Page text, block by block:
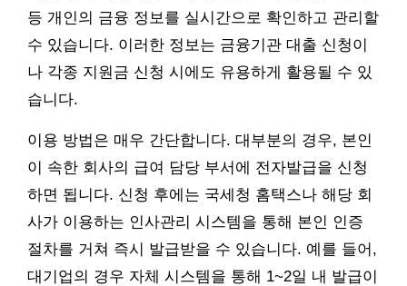
등 개인의 금융 정보를 실시간으로 확인하고 관리할
수 있습니다. 이러한 정보는 금융기관 대출 신청이
나 각종 지원금 신청 시에도 유용하게 활용될 수 있
습니다.
이용 방법은 매우 간단합니다. 대부분의 경우, 본인
이 속한 회사의 급여 담당 부서에 전자발급을 신청
하면 됩니다. 신청 후에는 국세청 홈택스나 해당 회
사가 이용하는 인사관리 시스템을 통해 본인 인증
절차를 거쳐 즉시 발급받을 수 있습니다. 예를 들어,
대기업의 경우 자체 시스템을 통해 1~2일 내 발급이